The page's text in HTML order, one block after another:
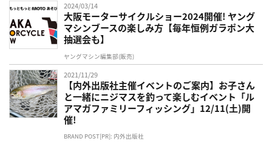
2024/03/14
大阪モーターサイクルショー2024開催! ヤング
マシンブースの楽しみ方【毎年恒例ガラポン大
抽選会も】
ヤングマシン編集部(販売)
2021/11/29
【内外出版社主催イベントのご案内】お子さん
と一緒にニジマスを釣って楽しむイベント「ル
アマガファミリーフィッシング」12/11(土)開
催!
BRAND POST[PR]: 内外出版社